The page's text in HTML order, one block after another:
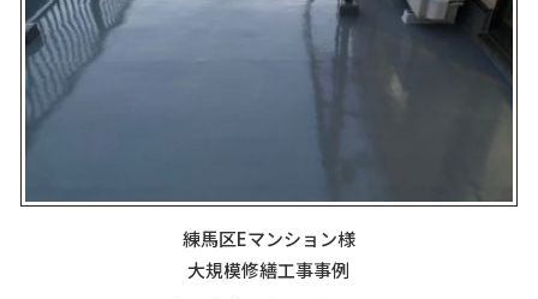
練馬区Eマンション様
大規模修繕工事事例